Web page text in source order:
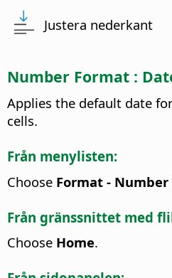
Justera nederkant
Number Format :
Applies the default date
cells.
Från menylisten:
Choose Format -
Från gränssnittet med
Choose Home.